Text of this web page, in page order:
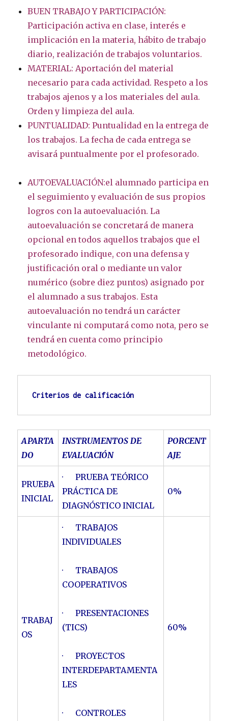
BUEN TRABAJO Y PARTICIPACIÓN:
Participación activa en clase, interés e
implicación en la materia, hábito de trabajo
diario, realización de trabajos voluntarios.
MATERIAL: Aportación del material
necesario para cada actividad. Respeto a los
trabajos ajenos y a los materiales del aula.
Orden y limpieza del aula.
PUNTUALIDAD: Puntualidad en la entrega de
los trabajos. La fecha de cada entrega se
avisará puntualmente por el profesorado.
AUTOEVALUACIÓN:el alumnado participa en
el seguimiento y evaluación de sus propios
logros con la autoevaluación. La
autoevaluación se concretará de manera
opcional en todos aquellos trabajos que el
profesorado indique, con una defensa y
justificación oral o mediante un valor
numérico (sobre diez puntos) asignado por
el alumnado a sus trabajos. Esta
autoevaluación no tendrá un carácter
vinculante ni computará como nota, pero se
tendrá en cuenta como principio
metodológico.
Criterios de calificación
APARTA
DO
INSTRUMENTOS DE
EVALUACIÓN
PORCENT
AJE
PRUEBA
INICIAL
· PRUEBA TEÓRICO
PRÁCTICA DE
DIAGNÓSTICO INICIAL
0%
TRABAJ
OS
· TRABAJOS
INDIVIDUALES
· TRABAJOS
COOPERATIVOS
· PRESENTACIONES
(TICS)
· PROYECTOS
INTERDEPARTAMENTA
LES
· CONTROLES
60%